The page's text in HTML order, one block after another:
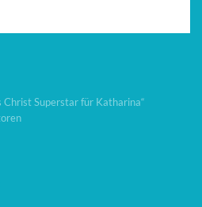
Christ Superstar für Katharina“